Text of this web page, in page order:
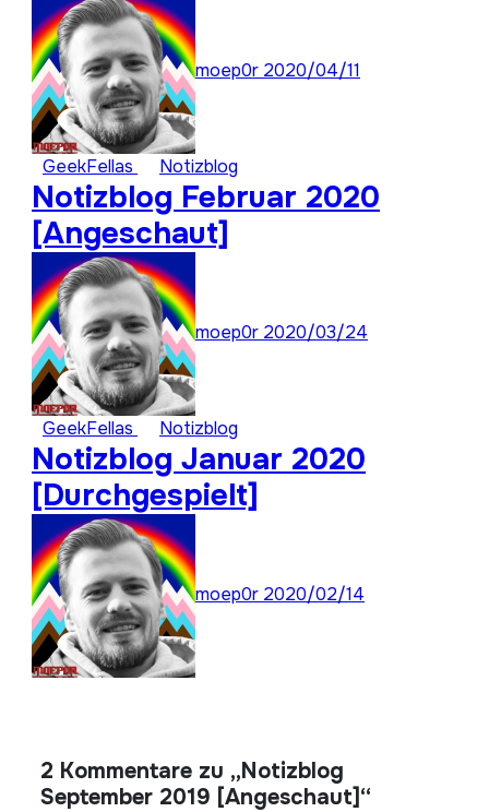
moep0r 2020/04/11
GeekFellas Notizblog
Notizblog Februar 2020
[Angeschaut]
moep0r 2020/03/24
GeekFellas Notizblog
Notizblog Januar 2020
[Durchgespielt]
moep0r 2020/02/14
2 Kommentare zu „Notizblog
September 2019 [Angeschaut]“